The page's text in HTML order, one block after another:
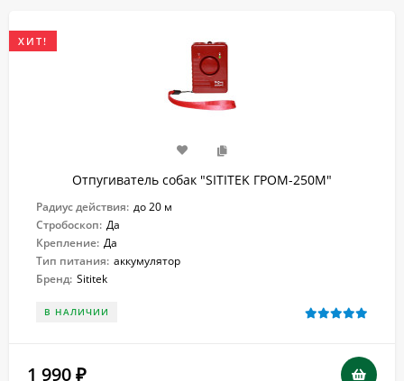
ХИТ!
Отпугиватель собак "SITITEK ГРОМ-250М"
Радиус действия: до 20 м
Стробоскоп: Да
Крепление: Да
Тип питания: аккумулятор
Бренд: Sititek
В НАЛИЧИИ
1 990 ₽